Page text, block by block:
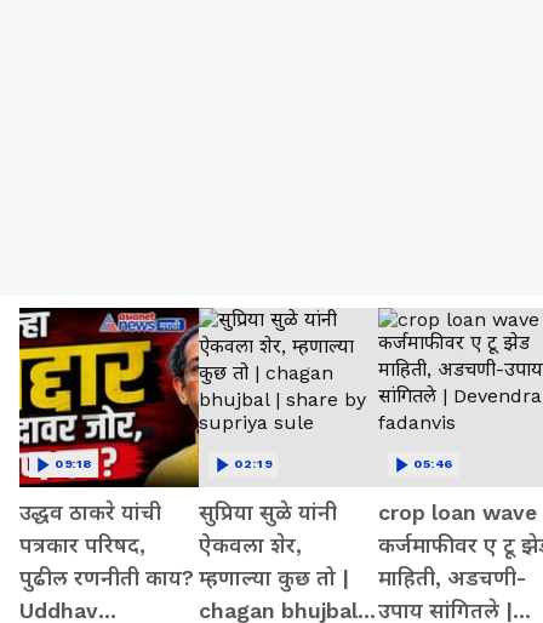
उद्धव ठाकरे यांची
पत्रकार परिषद,
पुढील रणनीती काय?
Uddhav
09:18
सुप्रिया सुळे यांनी
ऐकवला शेर,
म्हणाल्या कुछ तो |
chagan bhujbal |
02:19
crop loan wave
कर्जमाफीवर ए टू
माहिती, अडचणी-
उपाय सांगितले |
05:46